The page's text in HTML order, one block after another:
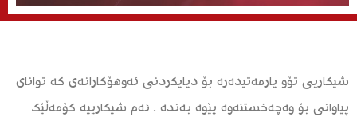
شيكاريی تۆو يارمەتيدەرە بۆ ديايكردنی ئەوهۆكارانەی كە توانای
پیاوانی بۆ وەچەخستنەوە پێوە بەندە . ئەم شيكارييە كۆمەڵێک